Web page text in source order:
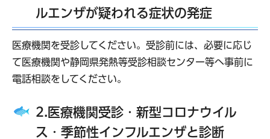
ルエンザが疑われる症状の発症
医療機関を受診してください。受診前には、必要に応じ
て医療機関や静岡県発熱等受診相談センター等へ事前に
電話相談をしてください。
2.医療機関受診・新型コロナウイル
ス・季節性インフルエンザと診断